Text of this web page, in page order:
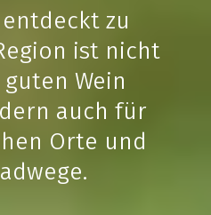
zu
ist nicht
Wein
auch für
Orte und